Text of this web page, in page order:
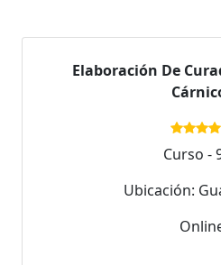
Elaboración De
Curso -
Ubicación: